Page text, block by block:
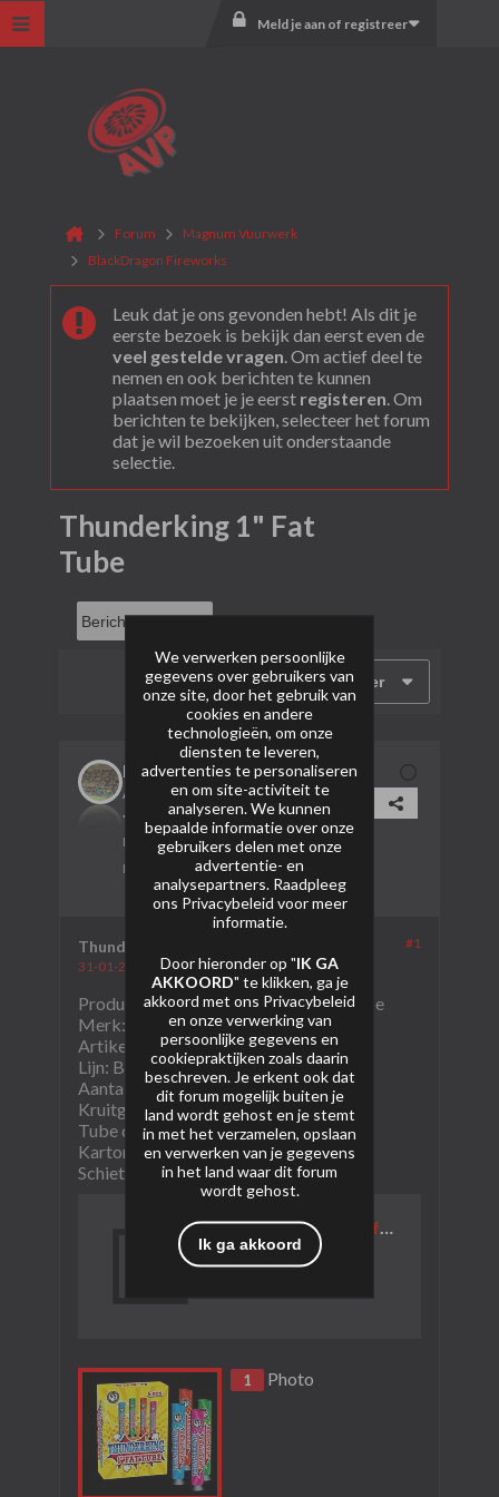
Meld je aan of registreer
Forum
Magnum Vuurwerk
BlackDragon Fireworks
Leuk dat je ons gevonden hebt! Als dit je
eerste bezoek is bekijk dan eerst even de
veel gestelde vragen. Om actief deel te
nemen en ook berichten te kunnen
plaatsen moet je je eerst registeren. Om
berichten te bekijken, selecteer het forum
dat je wil bezoeken uit onderstaande
selectie.
Thunderking 1" Fat
Tube
Filter
Breudje
AVP Lid
Lid sinds:28-01-2024
Berichten:
101
#1
Thunderking 1" Fat Tube
31-01-2024, 18:47
Product naam: Thunderking 1" Fat Tube
Merk: Magnum
Artikel nummer: VC548
Lijn: Black Fireworks
Aantal stuks: 4
Kruitgewicht (NEM): 42g
Tube diameter: 1"
Kartoninhoud: 36/4
Schietrichting: I shape
https://youtu.be/wfcvgAxvhnY?feature=shared
1 Photo
We verwerken persoonlijke
gegevens over gebruikers van
onze site, door het gebruik van
cookies en andere
technologieën, om onze
diensten te leveren,
advertenties te personaliseren
en om site-activiteit te
analyseren. We kunnen
bepaalde informatie over onze
gebruikers delen met onze
advertentie- en
analysepartners. Raadpleeg
ons Privacybeleid voor meer
informatie.
Door hieronder op "IK GA
AKKOORD" te klikken, ga je
akkoord met ons Privacybeleid
en onze verwerking van
persoonlijke gegevens en
cookiepraktijken zoals daarin
beschreven. Je erkent ook dat
dit forum mogelijk buiten je
land wordt gehost en je stemt
in met het verzamelen, opslaan
en verwerken van je gegevens
in het land waar dit forum
wordt gehost.
Ik ga akkoord